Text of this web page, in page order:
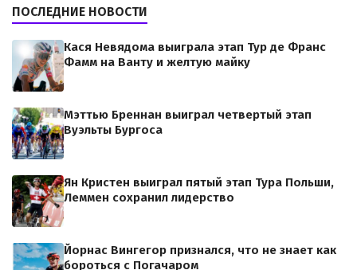
ПОСЛЕДНИЕ НОВОСТИ
Кася Невядома выиграла этап Тур де Франс
Фамм на Ванту и желтую майку
Мэттью Бреннан выиграл четвертый этап
Вуэльты Бургоса
Ян Кристен выиграл пятый этап Тура Польши,
Леммен сохранил лидерство
Йорнас Вингегор признался, что не знает как
бороться с Погачаром